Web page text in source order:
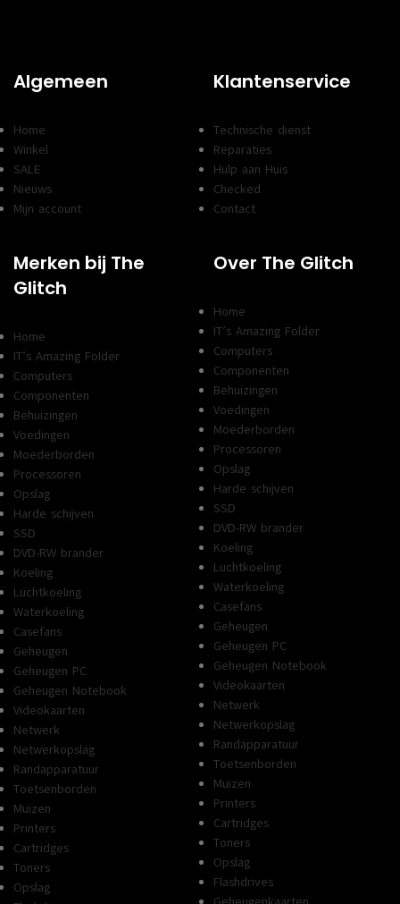
Algemeen
Home
Winkel
SALE
Nieuws
Mijn account
Klantenservice
Technische dienst
Reparaties
Hulp aan Huis
Checked
Contact
Merken bij The
Glitch
Home
IT’s Amazing Folder
Computers
Componenten
Behuizingen
Voedingen
Moederborden
Processoren
Opslag
Harde schijven
SSD
DVD-RW brander
Koeling
Luchtkoeling
Waterkoeling
Casefans
Geheugen
Geheugen PC
Geheugen Notebook
Videokaarten
Netwerk
Netwerkopslag
Randapparatuur
Toetsenborden
Muizen
Printers
Cartridges
Toners
Opslag
Over The Glitch
Home
IT’s Amazing Folder
Computers
Componenten
Behuizingen
Voedingen
Moederborden
Processoren
Opslag
Harde schijven
SSD
DVD-RW brander
Koeling
Luchtkoeling
Waterkoeling
Casefans
Geheugen
Geheugen PC
Geheugen Notebook
Videokaarten
Netwerk
Netwerkopslag
Randapparatuur
Toetsenborden
Muizen
Printers
Cartridges
Toners
Opslag
Flashdrives